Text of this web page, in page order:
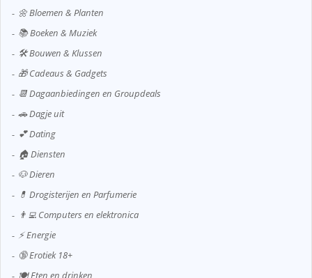
🌼 Bloemen & Planten
📚 Boeken & Muziek
🛠️ Bouwen & Klussen
🎁 Cadeaus & Gadgets
📆 Dagaanbiedingen en Groupdeals
🚗 Dagje uit
💕 Dating
🏠 Diensten
🐶 Dieren
💊 Drogisterijen en Parfumerie
👨‍💻 Computers en elektronica
⚡ Energie
🔞 Erotiek 18+